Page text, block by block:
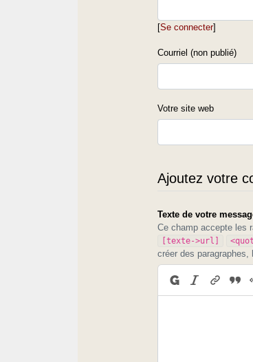
[Se connecter]
Courriel (non publié)
Votre site web
Ajoutez votre
Texte de votre
Ce champ accepte les
[texte->url]
créer des